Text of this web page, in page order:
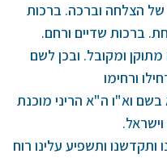
של הצלחה וברכה. ברכות
ברכות שדיים ורחם.
מתוקן ומקובל. ובכן לשם
ורחימו
וא"ו ה"א הריני מוכנת
ותקדשנו ותשפיע עלינו רוח